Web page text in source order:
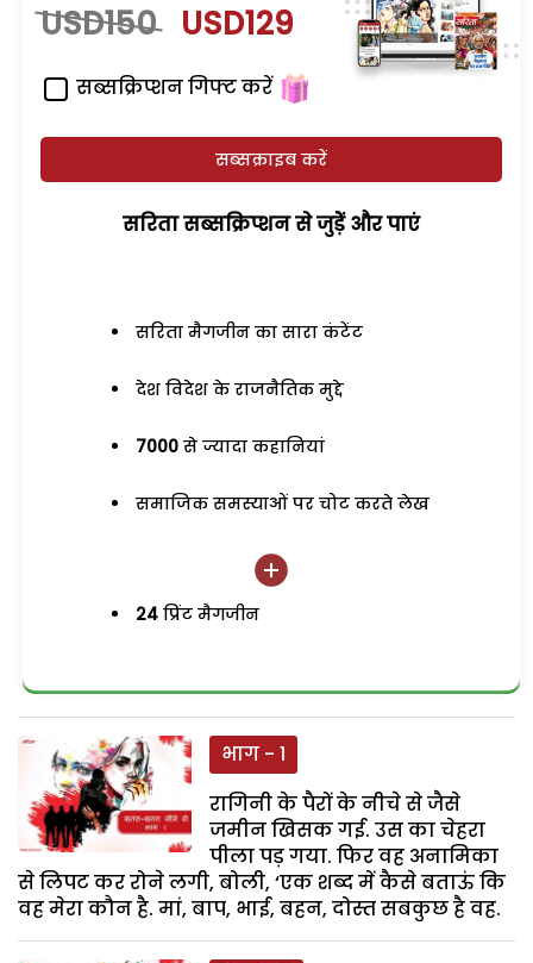
USD150 USD129
सब्सक्रिप्शन गिफ्ट करें
सब्सक्राइब करें
सरिता सब्सक्रिप्शन से जुड़ेें और पाएं
सरिता मैगजीन का सारा कंटेंट
देश विदेश के राजनैतिक मुद्दे
7000 से ज्यादा कहानियां
समाजिक समस्याओं पर चोट करते लेख
24 प्रिंट मैगजीन
भाग - 1
रागिनी के पैरों के नीचे से जैसे
जमीन खिसक गई. उस का चेहरा
पीला पड़ गया. फिर वह अनामिका
से लिपट कर रोने लगी, बोली, ‘एक शब्द में कैसे बताऊं कि
वह मेरा कौन है. मां, बाप, भाई, बहन, दोस्त सबकुछ है वह.